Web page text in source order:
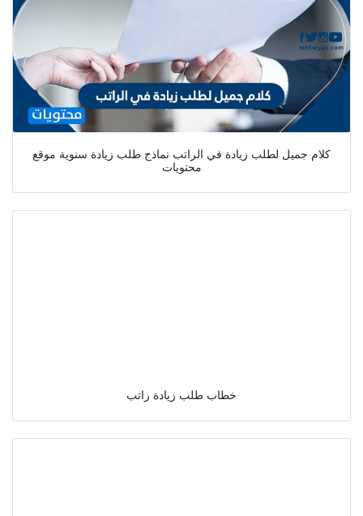
كلام جميل لطلب زيادة في الراتب نماذج طلب زيادة سنوية موقع
محتويات
خطاب طلب زيادة راتب